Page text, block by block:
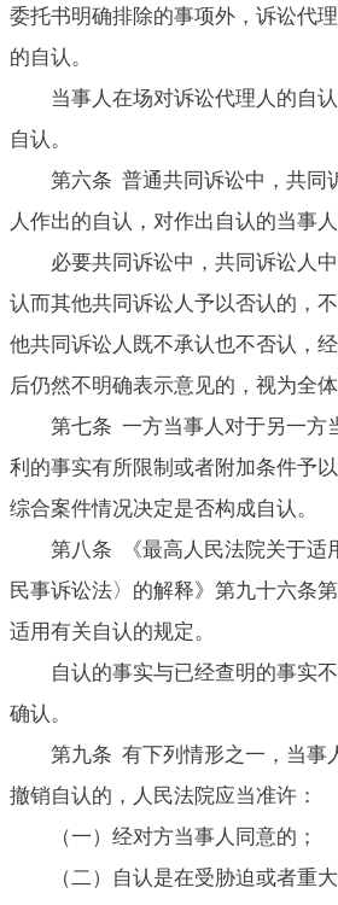
委托书明确排除的事项外，诉讼代
的自认。
当事人在场对诉讼代理人的自
自认。
第六条 普通共同诉讼中，共同
人作出的自认，对作出自认的当事人
必要共同诉讼中，共同诉讼人
认而其他共同诉讼人予以否认的，
他共同诉讼人既不承认也不否认，
后仍然不明确表示意见的，视为全
第七条 一方当事人对于另一方
利的事实有所限制或者附加条件予
综合案件情况决定是否构成自认。
第八条 《最高人民法院关于适
民事诉讼法〉的解释》第九十六条
适用有关自认的规定。
自认的事实与已经查明的事实
确认。
第九条 有下列情形之一，当事
撤销自认的，人民法院应当准许：
（一）经对方当事人同意的；
（二）自认是在受胁迫或者重